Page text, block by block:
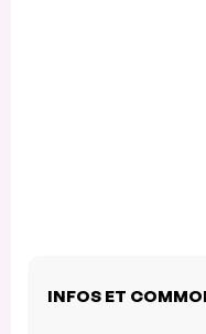
INFOS ET